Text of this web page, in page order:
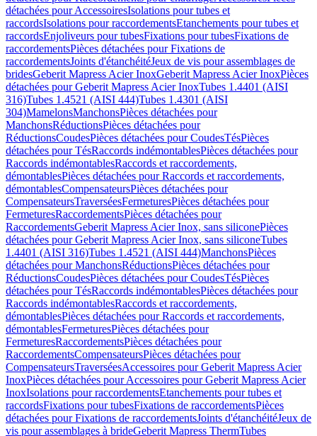
détachées pour AccessoiresIsolations pour tubes et
raccordsIsolations pour raccordementsEtanchements pour tubes et
raccordsEnjoliveurs pour tubesFixations pour tubesFixations de
raccordementsPièces détachées pour Fixations de
raccordementsJoints d'étanchéitéJeux de vis pour assemblages de
bridesGeberit Mapress Acier InoxGeberit Mapress Acier InoxPièces
détachées pour Geberit Mapress Acier InoxTubes 1.4401 (AISI
316)Tubes 1.4521 (AISI 444)Tubes 1.4301 (AISI
304)MamelonsManchonsPièces détachées pour
ManchonsRéductionsPièces détachées pour
RéductionsCoudesPièces détachées pour CoudesTésPièces
détachées pour TésRaccords indémontablesPièces détachées pour
Raccords indémontablesRaccords et raccordements,
démontablesPièces détachées pour Raccords et raccordements,
démontablesCompensateursPièces détachées pour
CompensateursTraverséesFermeturesPièces détachées pour
FermeturesRaccordementsPièces détachées pour
RaccordementsGeberit Mapress Acier Inox, sans siliconePièces
détachées pour Geberit Mapress Acier Inox, sans siliconeTubes
1.4401 (AISI 316)Tubes 1.4521 (AISI 444)ManchonsPièces
détachées pour ManchonsRéductionsPièces détachées pour
RéductionsCoudesPièces détachées pour CoudesTésPièces
détachées pour TésRaccords indémontablesPièces détachées pour
Raccords indémontablesRaccords et raccordements,
démontablesPièces détachées pour Raccords et raccordements,
démontablesFermeturesPièces détachées pour
FermeturesRaccordementsPièces détachées pour
RaccordementsCompensateursPièces détachées pour
CompensateursTraverséesAccessoires pour Geberit Mapress Acier
InoxPièces détachées pour Accessoires pour Geberit Mapress Acier
InoxIsolations pour raccordementsEtanchements pour tubes et
raccordsFixations pour tubesFixations de raccordementsPièces
détachées pour Fixations de raccordementsJoints d'étanchéitéJeux de
vis pour assemblages à brideGeberit Mapress ThermTubes